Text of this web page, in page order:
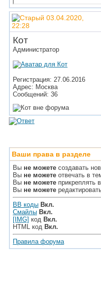
03.04.2020,
22:28
Кот
Администратор
Регистрация: 27.06.2016
Адрес: Москва
Сообщений: 36
Ваши права в разделе
Вы не можете создавать
Вы не можете отвечать в
Вы не можете прикреплять
Вы не можете
BB коды Вкл.
Смайлы Вкл.
[IMG] код Вкл.
HTML код Вкл.
Правила форума